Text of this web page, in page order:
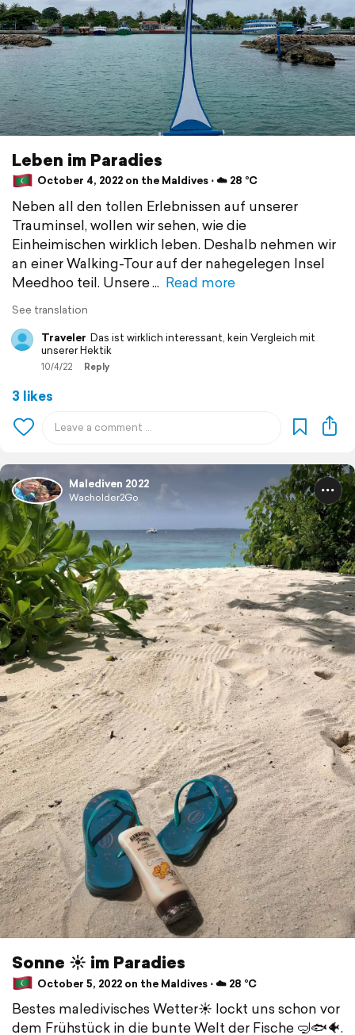
Leben im Paradies
October 4, 2022 on the Maldives ⋅ ☁️ 28 °C
Neben all den tollen Erlebnissen auf unserer
Trauminsel, wollen wir sehen, wie die
Einheimischen wirklich leben. Deshalb nehmen wir
an einer Walking-Tour auf der nahegelegen Insel
Meedhoo teil. Unsere
Read more
See translation
Traveler Das ist wirklich interessant, kein Vergleich mit
unserer Hektik
10/4/22 Reply
3 likes
Malediven 2022
Wacholder2Go
Sonne ☀️ im Paradies
October 5, 2022 on the Maldives ⋅ ☁️ 28 °C
Bestes maledivisches Wetter☀️ lockt uns schon vor
dem Frühstück in die bunte Welt der Fische 🤿🐟🐠.